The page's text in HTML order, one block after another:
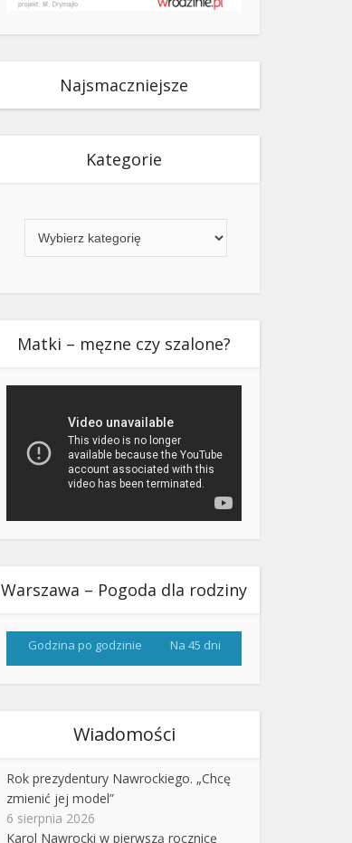
Najsmaczniejsze
Kategorie
Matki – męzne czy szalone?
Warszawa – Pogoda dla rodziny
Godzina po godzinie Na 45 dni
Wiadomości
Rok prezydentury Nawrockiego. „Chcę
zmienić jej model”
6 sierpnia 2026
Karol Nawrocki w pierwszą rocznicę